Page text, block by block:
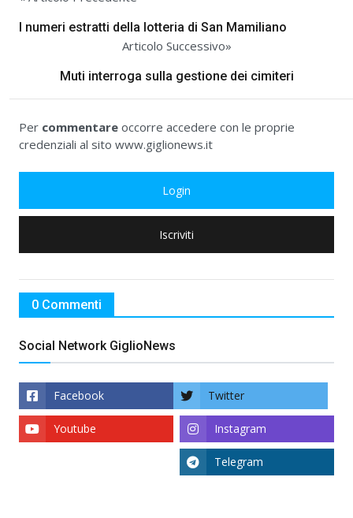
I numeri estratti della lotteria di San Mamiliano
Articolo Successivo»
Muti interroga sulla gestione dei cimiteri
Per commentare occorre accedere con le proprie
credenziali al sito www.giglionews.it
Login
Iscriviti
0 Commenti
Social Network GiglioNews
Facebook Twitter
Instagram
Youtube
Telegram